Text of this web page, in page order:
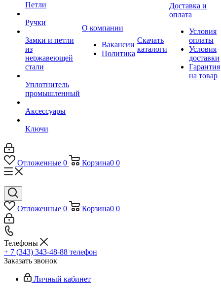
Петли
Ручки
Замки и петли
из
нержавеющей
стали
Уплотнитель
промышленный
Аксессуары
Ключи
О компании
Вакансии
Политика
Скачать
каталоги
Доставка и
оплата
Условия
оплаты
Условия
доставки
Гарантия
на товар
Отложенные 0 Корзина0 0
Отложенные 0 Корзина0 0
Телефоны
+ 7 (343) 343-48-88 телефон
Заказать звонок
Личный кабинет